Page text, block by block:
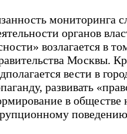
мониторинга
органов
возлагается в
Москвы.
вести в
развивать
в обществе